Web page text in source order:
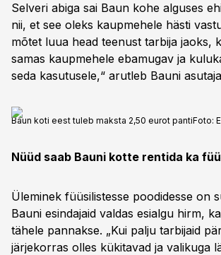
Selveri abiga sai Baun kohe alguses
nii, et see oleks kaupmehele hästi
mõtet luua head teenust tarbija jaoks,
samas kaupmehele ebamugav ja
seda kasutusele,“ arutleb Bauni
Baun koti eest tuleb maksta 2,50 eurot pantiFoto:
Nüüd saab Bauni kotte rentida ka
Üleminek füüsilistesse poodidesse on
Bauni esindajaid valdas esialgu hirm,
tähele pannakse. „Kui palju tarbijaid
järjekorras olles kükitavad ja valikuga